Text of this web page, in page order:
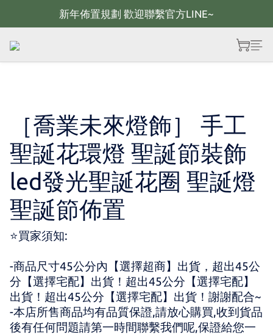
新年佈置規劃 歡迎聯繫官方LINE~
新年佈置規劃 歡迎聯繫官方LINE~
新年燈飾 現貨供應；大量採購 歡迎聯繫官方line
［喬業未來燈飾］ 手工
聖誕花環燈 聖誕節裝飾
led發光聖誕花圈 聖誕燈
聖誕節佈置
⭐買家須知:
-商品尺寸45公分內【選擇超商】出貨，超出45公
分【選擇宅配】出貨！超出45公分【選擇宅配】
出貨！超出45公分【選擇宅配】出貨！謝謝配合~
-本店所售商品均有品質保證,請放心購買,收到貨品
後有任何問題請第一時間聯繫我們呢,保證給您一